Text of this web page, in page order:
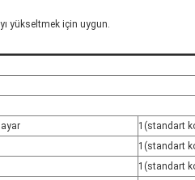
yükseltmek için uygun.
1(standart
1(standart
1(standart